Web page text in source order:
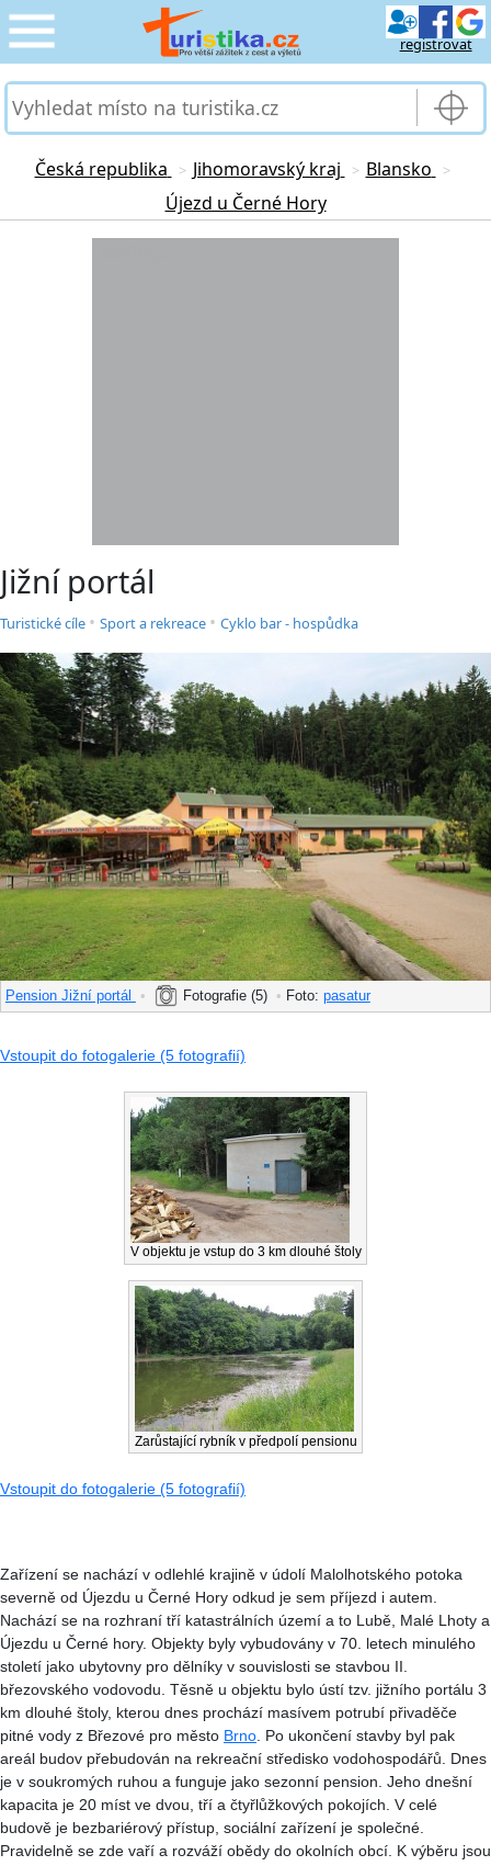
registrovat
CESTOVÁNÍ
SLUŽBY & DOPRAVA
›
Česká republika > Jihomoravský kraj > Blansko >
Újezd u Černé Hory
Jižní portál
Turistické cíle • Sport a rekreace • Cyklo bar - hospůdka
Pension Jižní portál • Fotografie (5) • Foto: pasatur
Vstoupit do fotogalerie (5 fotografií)
V objektu je vstup do 3 km dlouhé štoly
Zarůstající rybník v předpolí pensionu
Vstoupit do fotogalerie (5 fotografií)
Zařízení se nachází v odlehlé krajině v údolí Malolhotského potoka
severně od Újezdu u Černé Hory odkud je sem příjezd i autem.
Nachází se na rozhraní tří katastrálních území a to Lubě, Malé Lhoty a
Újezdu u Černé hory. Objekty byly vybudovány v 70. letech minulého
století jako ubytovny pro dělníky v souvislosti se stavbou II.
březovského vodovodu. Těsně u objektu bylo ústí tzv. jižního portálu 3
km dlouhé štoly, kterou dnes prochází masívem potrubí přivaděče
pitné vody z Březové pro město Brno. Po ukončení stavby byl pak
areál budov přebudován na rekreační středisko vodohospodářů. Dnes
je v soukromých ruhou a funguje jako sezonní pension. Jeho dnešní
kapacita je 20 míst ve dvou, tří a čtyřlůžkových pokojích. V celé
budově je bezbariérový přístup, sociální zařízení je společné.
Pravidelně se zde vaří a rozváží obědy do okolních obcí. K výběru jsou